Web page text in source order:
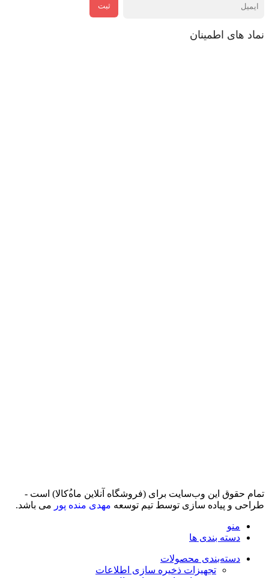
ثبت
نماد های اطمینان
تمام حقوق اين وب‌سايت برای (فروشگاه آنلاین ماه‌‌‌‌‌‌ُکالا) است -
طراحی و پیاده سازی توسط تیم توسعه مهدی منده پور می باشد.
منو
دسته بندی ها
دسته‌بندی محصولات
تجهیزات ذخیره سازی اطلاعات